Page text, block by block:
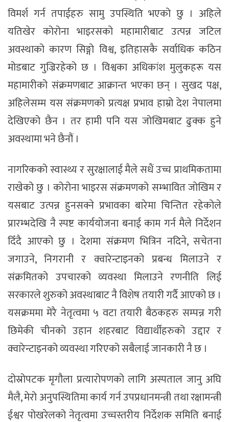
विमर्श गर्न तपाईहरु सामु उपस्थिति भएको छु । अहिले
यतिखेर कोरोना भाइरसको महामारीबाट उत्पन्न जटिल
अवस्थाको कारण सिङ्गो विश्व, इतिहासकै सर्वाधिक कठिन
मोडबाट गुज्रिरहेको छ । विश्वका अधिकांश मुलुकहरू यस
महामारीको संक्रमणबाट आक्रान्त भएका छन् । सुखद पक्ष,
अहिलेसम्म यस संक्रमणको प्रत्यक्ष प्रभाव हाम्रो देश नेपालमा
देखिएको छैन । तर हामी पनि यस जोखिमबाट ढुक्क हुने
अवस्थामा भने छैनौं ।
नागरिकको स्वास्थ्य र सुरक्षालाई मैले सधैं उच्च प्राथमिकतामा
राखेको छु । कोरोना भाइरस संक्रमणको सम्भावित जोखिम र
यसबाट उत्पन्न हुनसक्ने प्रभावका बारेमा चिन्तित रहेकोले
प्रारम्भदेखि नै स्पष्ट कार्ययोजना बनाई काम गर्न मैले निर्देशन
दिँदै आएको छु । देशमा संक्रमण भित्रिन नदिने, सचेतना
जगाउने, निगरानी र क्वारेन्टाइनको प्रबन्ध मिलाउने र
संक्रमितको उपचारको व्यवस्था मिलाउने रणनीति लिई
सरकारले शुरुको अवस्थाबाट नै विशेष तयारी गर्दै आएको छ ।
यसक्रममा मेरै नेतृत्वमा ५ वटा तयारी बैठकहरु सम्पन्न गरी
छिमेकी चीनको उहान शहरबाट विद्यार्थीहरुको उद्दार र
क्वारेन्टाइनको व्यवस्था गरिएको सबैलाई जानकारी नै छ ।
दोस्रोपटक मृगौला प्रत्यारोपणको लागि अस्पताल जानु अघि
मैलै, मेरो अनुपस्थितिमा कार्य गर्न उपप्रधानमन्त्री तथा रक्षामन्त्री
ईश्वर पोखरेलको नेतृत्वमा उच्चस्तरीय निर्देशक समिति बनाई